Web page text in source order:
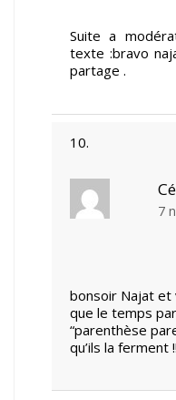
Suite a
texte :bravo
partage .
7
bonsoir Najat et
que le temps
“parenthèse
qu’ils la ferment